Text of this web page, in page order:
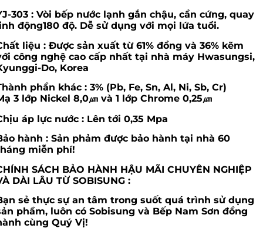
303 : Vòi bếp nước lạnh gắn chậu, cần cứng, quay
động180 độ. Dễ sử dụng với mọi lứa tuổi.
liệu : Được sản xuất từ 61% đồng và 36% kẽm
công nghệ cao cấp nhất tại nhà máy Hwasungsi,
Do, Korea
phần khác : 3% (Pb, Fe, Sn, Al, Ni, Sb, Cr)
3 lớp Nickel 8,0㎛ và 1 lớp Chrome 0,25㎛
áp lực nước : Lên tới 0,35 Mpa
hành : Sản phảm được bảo hành tại nhà 60
miễn phí!
SÁCH BẢO HÀNH HẬU MÃI CHUYÊN NGHIỆP
DÀI LÂU TỪ SOBISUNG :
sẻ thực sự an tâm trong suốt quá trình sử dụng
phẩm, luôn có Sobisung và Bếp Nam Sơn đồng
cùng Quý Vị!